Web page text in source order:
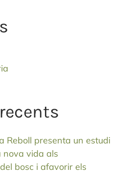
Reboll presenta un estudi
nova vida als
bosc i afavorir els